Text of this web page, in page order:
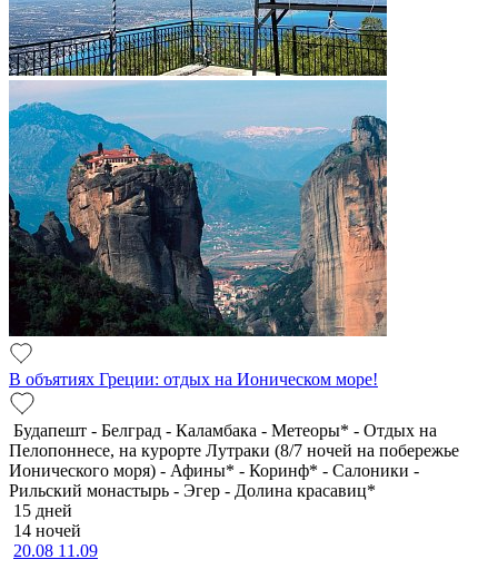
В объятиях Греции: отдых на Ионическом море!
Будапешт - Белград - Каламбака - Метеоры* - Отдых на
Пелопоннесе, на курорте Лутраки (8/7 ночей на побережье
Ионического моря) - Афины* - Коринф* - Салоники -
Рильский монастырь - Эгер - Долина красавиц*
15 дней
14 ночей
20.08 11.09